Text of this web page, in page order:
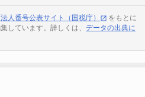
人番号公表サイト（国税庁）
をもとに
しています。詳しくは、 データの出典に